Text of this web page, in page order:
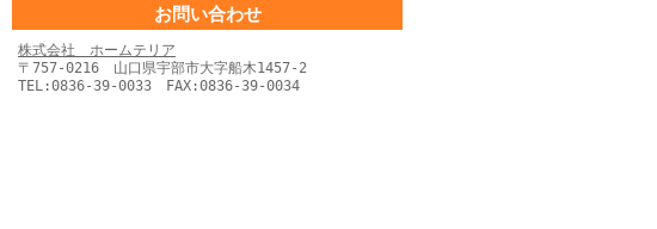
お問い合わせ
株式会社 ホームテリア
〒757-0216 山口県宇部市大字船木1457-2
TEL:0836-39-0033 FAX:0836-39-0034